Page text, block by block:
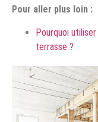
Pour aller plus loin :
Pourquoi
terrasse ?